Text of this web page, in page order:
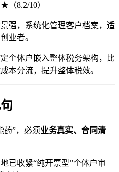
8.2/10）
强，系统化管理客户档案，适
业者。
个体户嵌入整体税务架构，比
本分流，提升整体税效。
药”，必须业务真实、合同清
已收紧“纯开票型”个体户审